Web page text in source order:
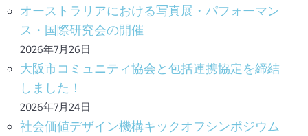
オーストラリアにおける写真展・パフォーマン
ス・国際研究会の開催
2026年7月26日
大阪市コミュニティ協会と包括連携協定を締結
しました！
2026年7月24日
社会価値デザイン機構キックオフシンポジウム